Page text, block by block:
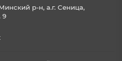
р-н, а.г. Сеница,
9